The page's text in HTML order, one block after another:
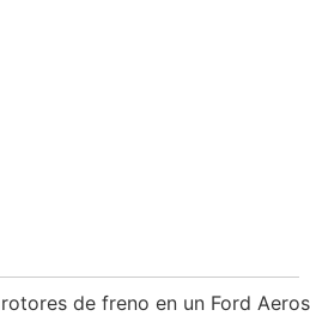
de freno en un Ford